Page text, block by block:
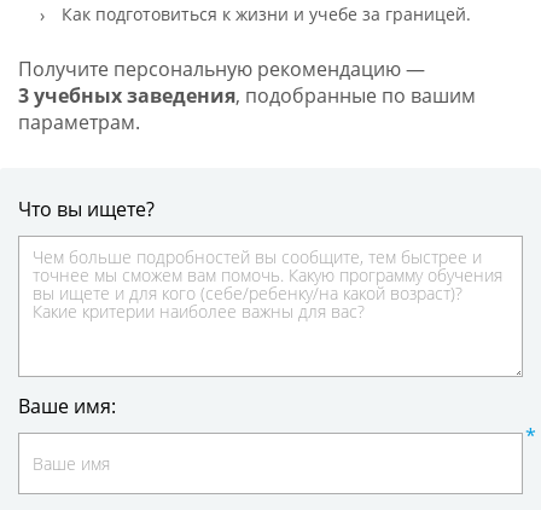
Как подготовиться к жизни и учебе за границей.
Получите персональную рекомендацию —
3 учебных заведения, подобранные по вашим
параметрам.
Что вы ищете?
Ваше имя: